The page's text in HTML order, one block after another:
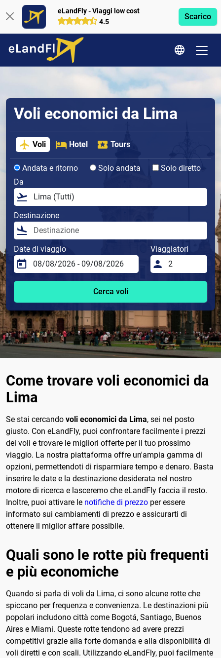
eLandFly - Viaggi low cost
4.5
Scarico
Voli economici da Lima
Voli Hotel Tours
Andata e ritorno Solo andata
Solo diretto
Da
Destinazione
Date di viaggio Viaggiatori
Cerca voli
Come trovare voli economici da
Lima
Se stai cercando voli economici da Lima, sei nel posto
giusto. Con eLandFly, puoi confrontare facilmente i prezzi
dei voli e trovare le migliori offerte per il tuo prossimo
viaggio. La nostra piattaforma offre un'ampia gamma di
opzioni, permettendoti di risparmiare tempo e denaro. Basta
inserire le date e la destinazione desiderata nel nostro
motore di ricerca e lasceremo che eLandFly faccia il resto.
Inoltre, puoi attivare le notifiche di prezzo per essere
informato sui cambiamenti di prezzo e assicurarti di
ottenere il miglior affare possibile.
Quali sono le rotte più frequenti
e più economiche
Quando si parla di voli da Lima, ci sono alcune rotte che
spiccano per frequenza e convenienza. Le destinazioni più
popolari includono città come Bogotá, Santiago, Buenos
Aires e Miami. Queste rotte tendono ad avere prezzi
competitivi grazie alla forte domanda e alla disponibilità di
voli diretti e con scali. Utilizzando eLandFly, puoi facilmente